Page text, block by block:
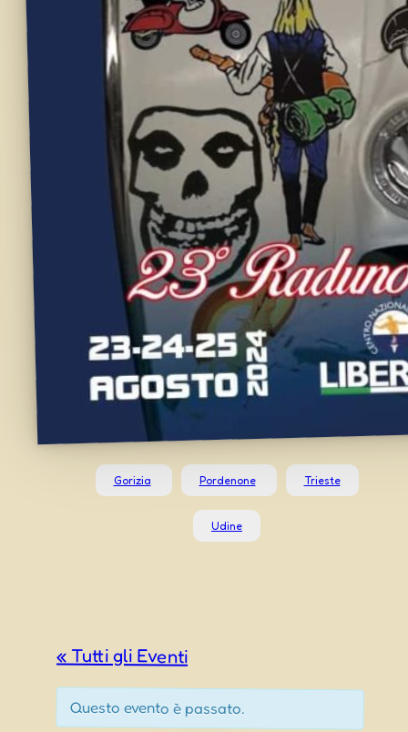
Gorizia Pordenone Trieste
Udine
« Tutti gli Eventi
Questo evento è passato.